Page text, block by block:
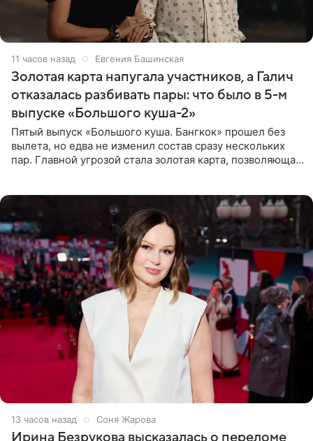
11 часов назад Евгения Башинская
Золотая карта напугала участников, а Галич
отказалась разбивать пары: что было в 5-м
выпуске «Большого куша-2»
Пятый выпуск «Большого куша. Бангкок» прошел без
вылета, но едва не изменил состав сразу нескольких
пар. Главной угрозой стала золотая карта, позволяющая
13 часов назад Соня Жарова
Ирина Безрукова высказалась о переломе